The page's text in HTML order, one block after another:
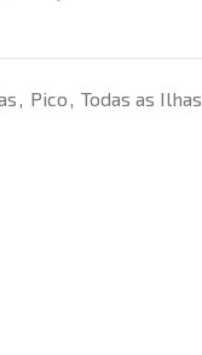
, Pico, Todas as Ilhas